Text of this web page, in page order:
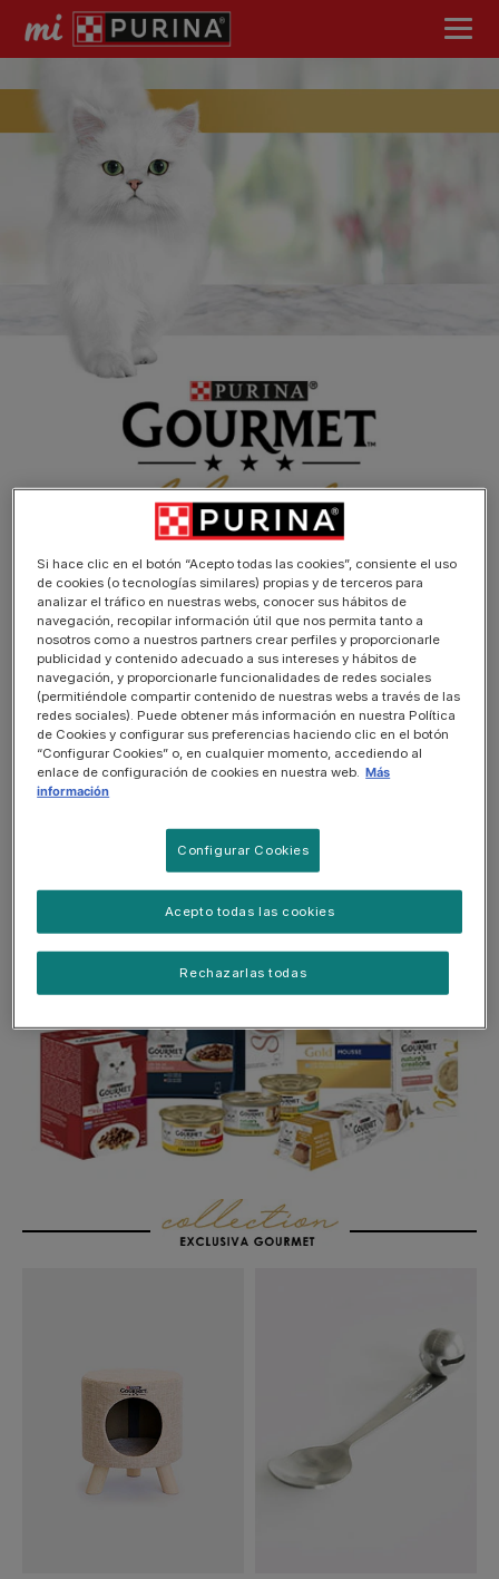
Purina®Gourmet®Collection
Acumula puntos por la compra de productos
Gourmet®
y consigue regalos exclusivos para tu gato.
PARTICIPAR
Si hace clic en el botón “Acepto todas las cookies”, consiente el uso
de cookies (o tecnologías similares) propias y de terceros para
analizar el tráfico en nuestras webs, conocer sus hábitos de
navegación, recopilar información útil que nos permita tanto a
nosotros como a nuestros partners crear perfiles y proporcionarle
publicidad y contenido adecuado a sus intereses y hábitos de
navegación, y proporcionarle funcionalidades de redes sociales
(permitiéndole compartir contenido de nuestras webs a través de las
redes sociales). Puede obtener más información en nuestra Política
de Cookies y configurar sus preferencias haciendo clic en el botón
“Configurar Cookies” o, en cualquier momento, accediendo al
enlace de configuración de cookies en nuestra web. Más
información
Configurar Cookies
Rechazarlas todas
Acepto todas las cookies